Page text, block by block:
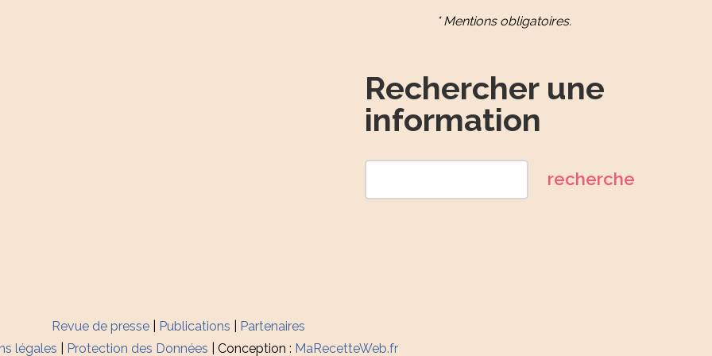
* Mentions obligatoires.
Rechercher une
information
Revue de presse| Publications
Partenaires
légales
Protection des Données | Conception : MaRecetteWeb.fr